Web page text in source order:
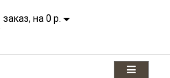
заказ, на 0 р.